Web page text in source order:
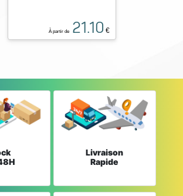
À partir de 21.10 €
Livraison
Rapide